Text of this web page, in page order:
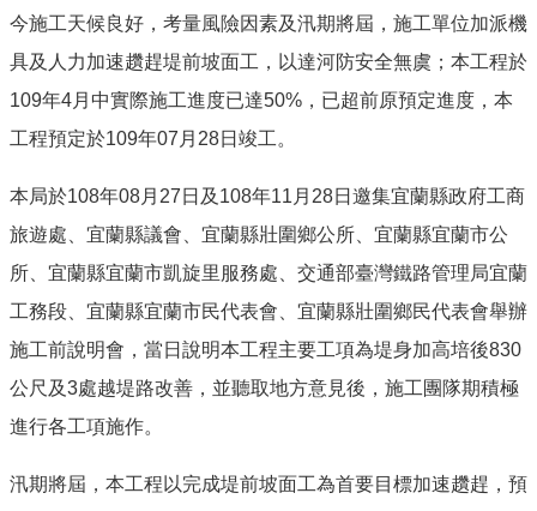
今施工天候良好，考量風險因素及汛期將屆，施工單位加派機
具及人力加速趲趕堤前坡面工，以達河防安全無虞；本工程於
109年4月中實際施工進度已達50%，已超前原預定進度，本
工程預定於109年07月28日竣工。
本局於108年08月27日及108年11月28日邀集宜蘭縣政府工商
旅遊處、宜蘭縣議會、宜蘭縣壯圍鄉公所、宜蘭縣宜蘭市公
所、宜蘭縣宜蘭市凱旋里服務處、交通部臺灣鐵路管理局宜蘭
工務段、宜蘭縣宜蘭市民代表會、宜蘭縣壯圍鄉民代表會舉辦
施工前說明會，當日說明本工程主要工項為堤身加高培後830
公尺及3處越堤路改善，並聽取地方意見後，施工團隊期積極
進行各工項施作。
汛期將屆，本工程以完成堤前坡面工為首要目標加速趲趕，預